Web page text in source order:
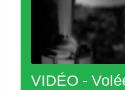
VIDÉO -